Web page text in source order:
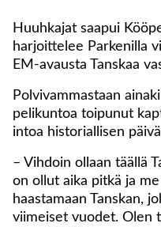
Huuhkajat saapui
harjoittelee Parkenilla
EM-avausta Tanskaa
Polvivammastaan
pelikuntoa toipunut
intoa historiallisen
– Vihdoin ollaan täällä
on ollut aika pitkä ja
haastamaan Tanskan,
viimeiset vuodet. Olen